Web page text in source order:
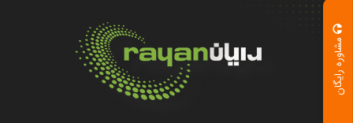
مشاوره رایگان